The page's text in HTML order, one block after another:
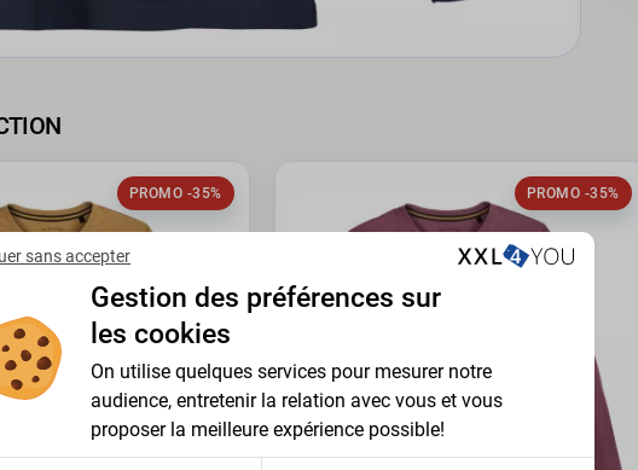
PROMO -35% PROMO -35%
sans accepter
Gestion des préférences sur
les cookies
On utilise quelques services pour mesurer notre
audience, entretenir la relation avec vous et vous
proposer la meilleure expérience possible!